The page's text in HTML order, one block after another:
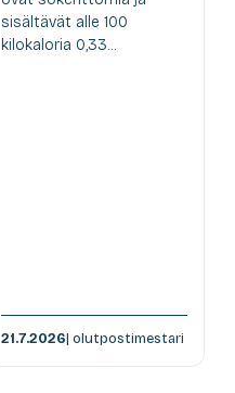
sisältävät alle 100
kilokaloria 0,33...
21.7.2026| olutpostimestari